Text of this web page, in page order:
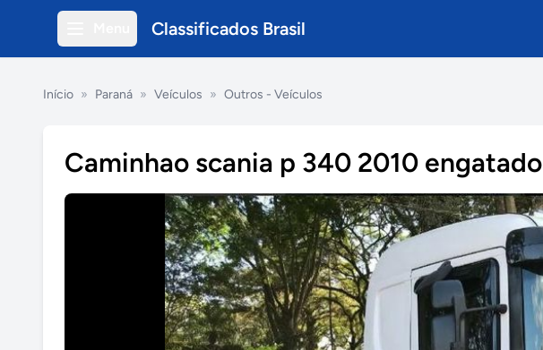
Classificados Brasil
Início » Paraná » Veículos » Outros - Veículos
Caminhao scania p 340 2010 engatado